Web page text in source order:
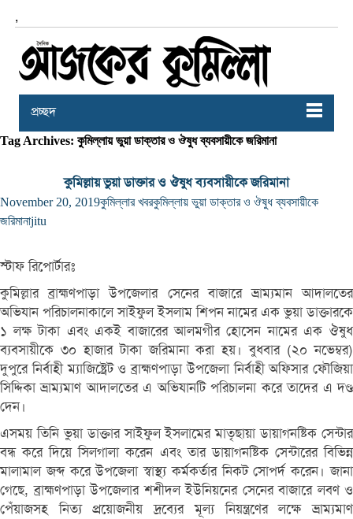
,
প্রচ্ছদ
Tag Archives: কুমিল্লায় ভুয়া ডাক্তার ও ঔষুধ ব্যবসায়ীকে জরিমানা
কুমিল্লায় ভুয়া ডাক্তার ও ঔষুধ ব্যবসায়ীকে জরিমানা
November 20, 2019কুমিল্লার খবরকুমিল্লায় ভুয়া ডাক্তার ও ঔষুধ ব্যবসায়ীকে
জরিমানাjitu
স্টাফ রিপোর্টারঃ
কুমিল্লার ব্রাহ্মণপাড়া উপজেলার সেনের বাজারে ভ্রাম্যমান আদালতের
অভিযান পরিচালনাকালে সাইফুল ইসলাম শিপন নামের এক ভুয়া ডাক্তারকে
১ লক্ষ টাকা এবং একই বাজারের আলমগীর হোসেন নামের এক ঔষুধ
ব্যবসায়ীকে ৩০ হাজার টাকা জরিমানা করা হয়। বুধবার (২০ নভেম্বর)
দুপুরে নির্বাহী ম্যাজিষ্ট্রেট ও ব্রাহ্মণপাড়া উপজেলা নির্বাহী অফিসার ফৌজিয়া
সিদ্দিকা ভ্রাম্যমাণ আদালতের এ অভিযানটি পরিচালনা করে তাদের এ দণ্ড
দেন।
এসময় তিনি ভুয়া ডাক্তার সাইফুল ইসলামের মাতৃছায়া ডায়াগনষ্টিক সেন্টার
বন্ধ করে দিয়ে সিলগালা করেন এবং তার ডায়াগনষ্টিক সেন্টারের বিভিন্ন
মালামাল জব্দ করে উপজেলা স্বাস্থ্য কর্মকর্তার নিকট সোপর্দ করেন। জানা
গেছে, ব্রাহ্মণপাড়া উপজেলার শশীদল ইউনিয়নের সেনের বাজারে লবণ ও
পেঁয়াজসহ নিত্য প্রয়োজনীয় দ্রব্যের মূল্য নিয়ন্ত্রণের লক্ষে ভ্রাম্যমাণ